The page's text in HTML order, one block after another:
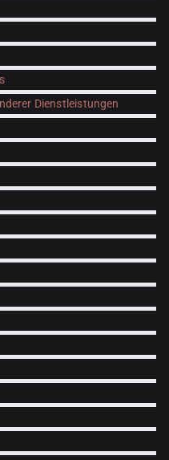
Dienstleistungen